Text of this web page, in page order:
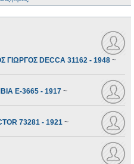
DECCA 31162 - 1948 ~
E-3665 - 1917 ~
73281 - 1921 ~